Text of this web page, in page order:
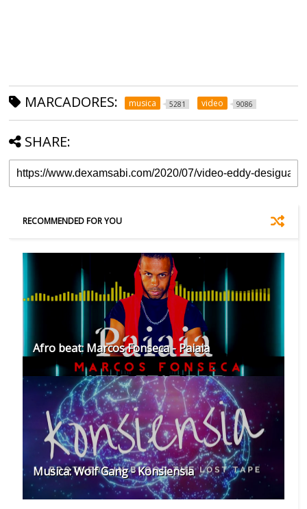
MARCADORES: musica 5281 video 9086
SHARE:
RECOMMENDED FOR YOU
Afro beat: Marcos Fonseca - Paiaia
Musica: Wolf Gang - Konsiensia